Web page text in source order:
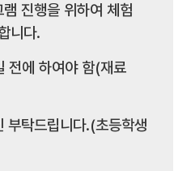
진행을 위하여 체험
니다.
전에 하여야 함(재료
부탁드립니다.(초등학생